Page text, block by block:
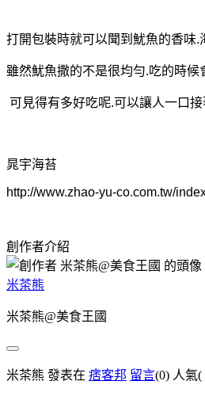
打開包裝時就可以聞到魷魚的香味.
雖然魷魚撒的不是很均勻.吃的時候
可見得有多好吃呢.可以讓人一口
晁宇海苔
http://www.zhao-yu-co.com.tw/
創作者介紹
米茶熊
米茶熊@美食王國
米茶熊 發表在 痞客邦 留言(0) 人氣(